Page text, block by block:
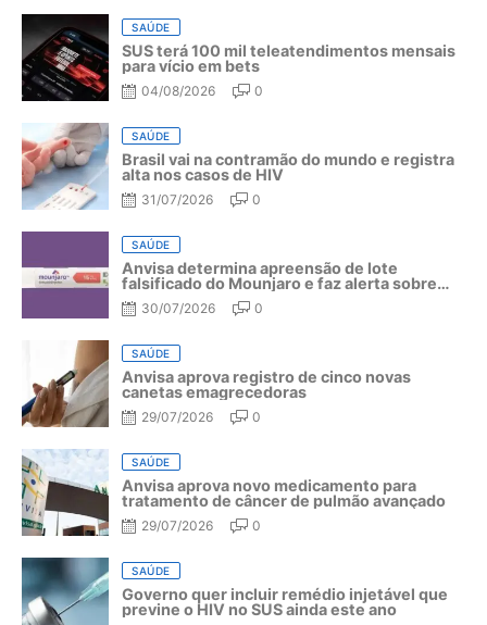
SAÚDE
SUS terá 100 mil teleatendimentos mensais
para vício em bets
04/08/2026 0
SAÚDE
Brasil vai na contramão do mundo e registra
alta nos casos de HIV
31/07/2026 0
SAÚDE
Anvisa determina apreensão de lote
falsificado do Mounjaro e faz alerta sobre
riscos do medicamento
30/07/2026 0
SAÚDE
Anvisa aprova registro de cinco novas
canetas emagrecedoras
29/07/2026 0
SAÚDE
Anvisa aprova novo medicamento para
tratamento de câncer de pulmão avançado
29/07/2026 0
SAÚDE
Governo quer incluir remédio injetável que
previne o HIV no SUS ainda este ano